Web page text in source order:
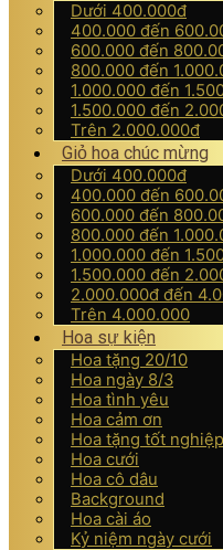
Dưới 400.000đ
400.000 đến
600.000 đến
800.000 đến
1.000.000 đến
1.500.000 đến
Trên 2.000.000đ
Giỏ hoa chúc mừng
Dưới 400.000đ
400.000 đến
600.000 đến
800.000 đến
1.000.000 đến
1.500.000 đến
2.000.000đ đến
Trên 4.000.000
Hoa sự kiện
Hoa tặng 20/10
Hoa ngày 8/3
Hoa tình yêu
Hoa cảm ơn
Hoa tặng tốt nghiệp
Hoa cưới
Hoa cô dâu
Background
Hoa cài áo
Kỷ niệm ngày cưới